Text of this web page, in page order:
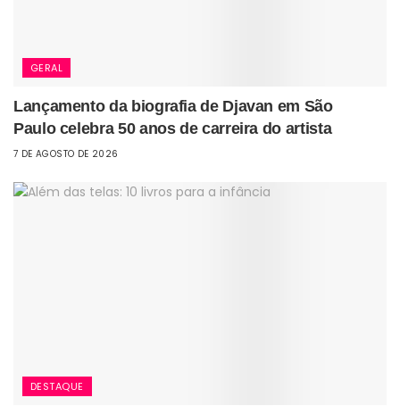
GERAL
Lançamento da biografia de Djavan em São
Paulo celebra 50 anos de carreira do artista
7 DE AGOSTO DE 2026
DESTAQUE